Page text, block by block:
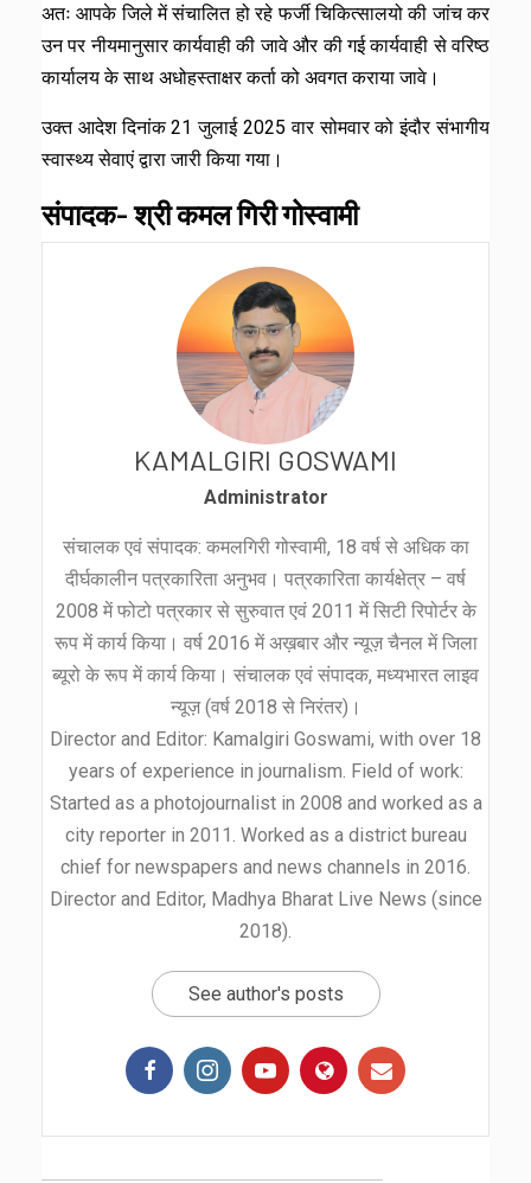
अतः आपके जिले में संचालित हो रहे फर्जी चिकित्सालयो की जांच कर
उन पर नीयमानुसार कार्यवाही की जावे और की गई कार्यवाही से वरिष्ठ
कार्यालय के साथ अधोहस्ताक्षर कर्ता को अवगत कराया जावे।
उक्त आदेश दिनांक 21 जुलाई 2025 वार सोमवार को इंदौर संभागीय
स्वास्थ्य सेवाएं द्वारा जारी किया गया।
संपादक- श्री कमल गिरी गोस्वामी
KAMALGIRI GOSWAMI
Administrator
संचालक एवं संपादक: कमलगिरी गोस्वामी, 18 वर्ष से अधिक का
दीर्घकालीन पत्रकारिता अनुभव। पत्रकारिता कार्यक्षेत्र – वर्ष
2008 में फोटो पत्रकार से सुरुवात एवं 2011 में सिटी रिपोर्टर के
रूप में कार्य किया। वर्ष 2016 में अख़बार और न्यूज़ चैनल में जिला
ब्यूरो के रूप में कार्य किया। संचालक एवं संपादक, मध्यभारत लाइव
न्यूज़ (वर्ष 2018 से निरंतर)।
Director and Editor: Kamalgiri Goswami, with over 18
years of experience in journalism. Field of work:
Started as a photojournalist in 2008 and worked as a
city reporter in 2011. Worked as a district bureau
chief for newspapers and news channels in 2016.
Director and Editor, Madhya Bharat Live News (since
2018).
See author's posts